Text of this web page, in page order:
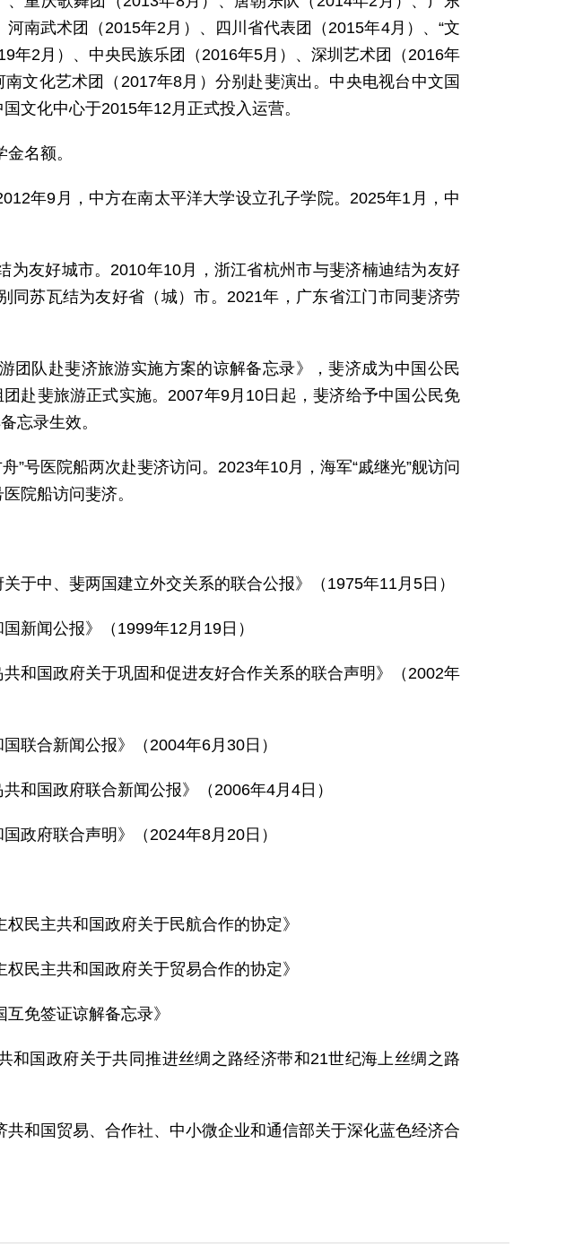
南武术团（2015年2月）、四川省代表团（2015年4月）、“文
年2月）、中央民族乐团（2016年5月）、深圳艺术团（2016年
文化艺术团（2017年8月）分别赴斐演出。中央电视台中文国
文化中心于2015年12月正式投入运营。
名额。
年9月，中方在南太平洋大学设立孔子学院。2025年1月，中
为友好城市。2010年10月，浙江省杭州市与斐济楠迪结为友好
同苏瓦结为友好省（城）市。2021年，广东省江门市同斐济劳
团队赴斐济旅游实施方案的谅解备忘录》，斐济成为中国公民
赴斐旅游正式实施。2007年9月10日起，斐济给予中国公民免
忘录生效。
”号医院船两次赴斐济访问。2023年10月，海军“戚继光”舰访问
院船访问斐济。
中、斐两国建立外交关系的联合公报》（1975年11月5日）
新闻公报》（1999年12月19日）
和国政府关于巩固和促进友好合作关系的联合声明》（2002年
合新闻公报》（2004年6月30日）
国政府联合新闻公报》（2006年4月4日）
府联合声明》（2024年8月20日）
民主共和国政府关于民航合作的协定》
民主共和国政府关于贸易合作的协定》
免签证谅解备忘录》
和国政府关于共同推进丝绸之路经济带和21世纪海上丝绸之路
和国贸易、合作社、中小微企业和通信部关于深化蓝色经济合